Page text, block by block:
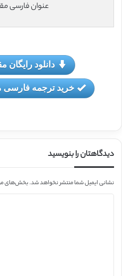
عنوان فارسی
دانلود رایگان
خرید ترجمه فارسی
دیدگاهتان را بنویسید
نشانی ایمیل شما منتشر نخواهد شد.بخش‌های